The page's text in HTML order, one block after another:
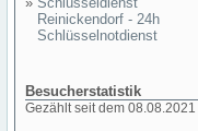
Reinickendorf - 24h
Schlüsselnotdienst
Besucherstatistik
Gezählt seit dem 08.08.2021